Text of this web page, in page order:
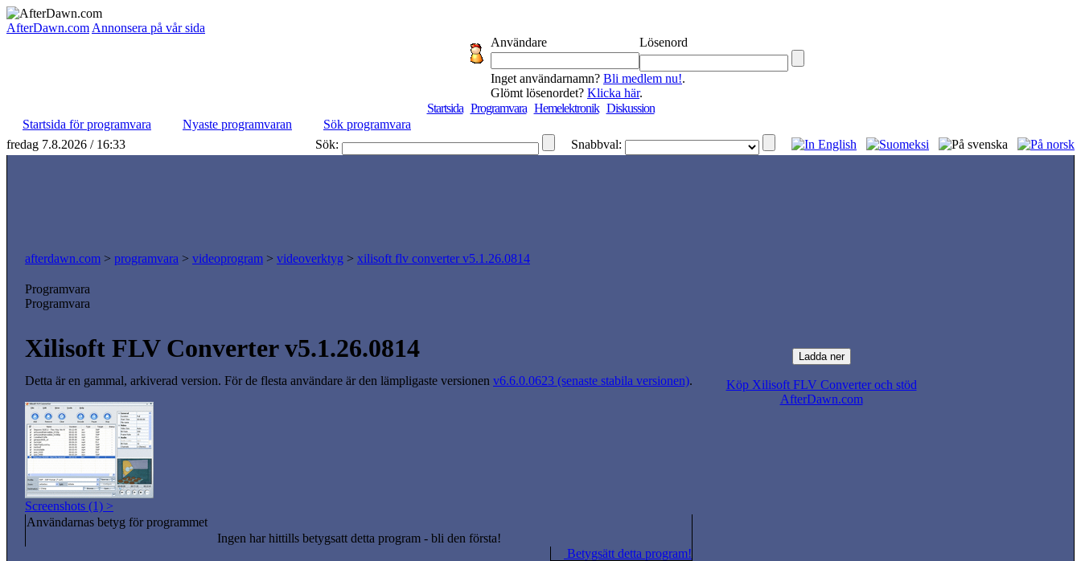
AfterDawn.com Annonsera på vår sida
Användare
Lösenord
Inget användarnamn? Bli medlem nu!.
Glömt lösenordet? Klicka här.
Startsida Programvara Hemelektronik Diskussion
Startsida för programvara
Nyaste programvaran
Sök programvara
fredag 7.8.2026 / 16:33
Sök: Snabbval:
afterdawn.com > programvara > videoprogram > videoverktyg > xilisoft flv converter v5.1.26.0814
Programvara
Programvara
Xilisoft FLV Converter v5.1.26.0814
Detta är en gammal, arkiverad version. För de flesta användare är den lämpligaste versionen v6.6.0.0623 (senaste stabila versionen).
Screenshots (1) >
Köp Xilisoft FLV Converter och stöd
AfterDawn.com
Användarnas betyg för programmet
Ingen har hittills betygsatt detta program - bli den första!
Betygsätt detta program!